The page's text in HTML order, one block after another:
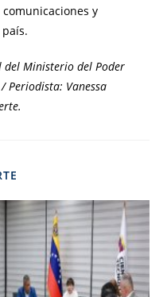
y
del Ministerio del Poder
Periodista: Vanessa